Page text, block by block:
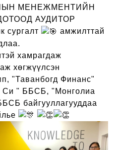
МЕНЕЖМЕНТИЙН
АУДИТОР
сургалт
амжилттай
хамрагдаж
хөгжүүлсэн
"Таванбогд Финанс"
" ББСБ, "Монголиа
байгууллагууддаа